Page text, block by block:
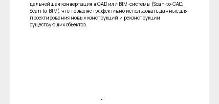
дальнейшая конвертация в CAD или BIM-системы (Scan-to-CAD,
Scan-to-BIM), что позволяет эффективно использовать данные для
проектирования новых конструкций и реконструкции
существующих объектов.